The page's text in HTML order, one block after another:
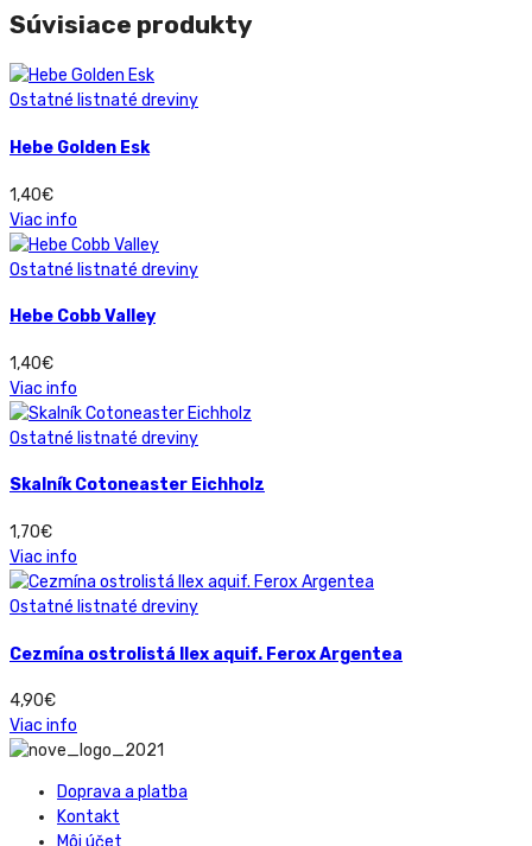
Súvisiace produkty
Ostatné listnaté dreviny
Hebe Golden Esk
1,40€
Viac info
Ostatné listnaté dreviny
Hebe Cobb Valley
1,40€
Viac info
Ostatné listnaté dreviny
Skalník Cotoneaster Eichholz
1,70€
Viac info
Ostatné listnaté dreviny
Cezmína ostrolistá Ilex aquif. Ferox Argentea
4,90€
Viac info
Doprava a platba
Kontakt